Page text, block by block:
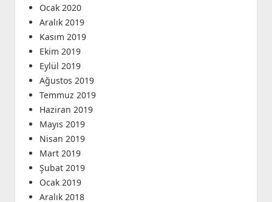
Ocak 2020
Aralık 2019
Kasım 2019
Ekim 2019
Eylül 2019
Ağustos 2019
Temmuz 2019
Haziran 2019
Mayıs 2019
Nisan 2019
Mart 2019
Şubat 2019
Ocak 2019
Aralık 2018